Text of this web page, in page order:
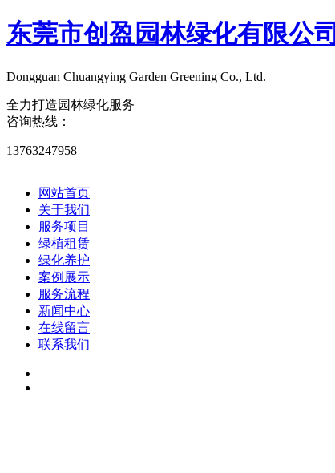
东莞市创盈园林绿化有限公司
Dongguan Chuangying Garden Greening Co., Ltd.​
全力打造园林绿化服务
咨询热线：
13763247958
网站首页
关于我们
服务项目
绿植租赁
绿化养护
案例展示
服务流程
新闻中心
在线留言
联系我们